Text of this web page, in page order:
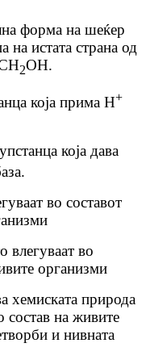
форма на шеќер
на истата страна од
2OH.
која прима H+
која дава
во составот
влегуваат во
организми
хемиската природа
состав на живите
и нивната